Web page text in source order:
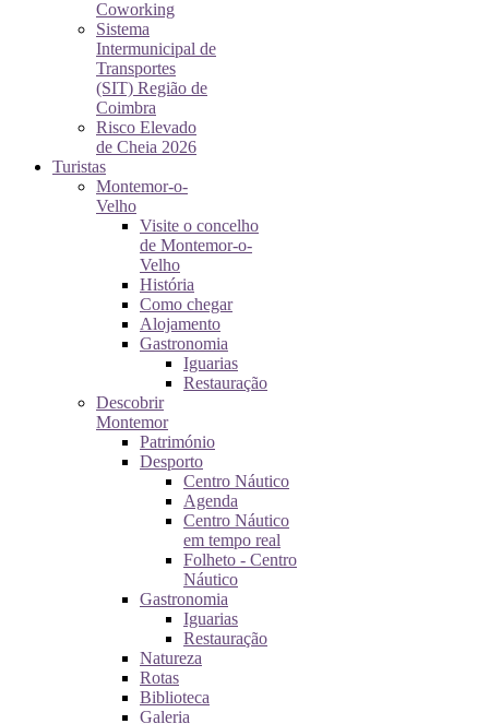
Coworking
Sistema
Intermunicipal de
Transportes
(SIT) Região de
Coimbra
Risco Elevado
de Cheia 2026
Turistas
Montemor-o-
Velho
Visite o concelho
de Montemor-o-
Velho
História
Como chegar
Alojamento
Gastronomia
Iguarias
Restauração
Descobrir
Montemor
Património
Desporto
Centro Náutico
Agenda
Centro Náutico
em tempo real
Folheto - Centro
Náutico
Gastronomia
Iguarias
Restauração
Natureza
Rotas
Biblioteca
Galeria